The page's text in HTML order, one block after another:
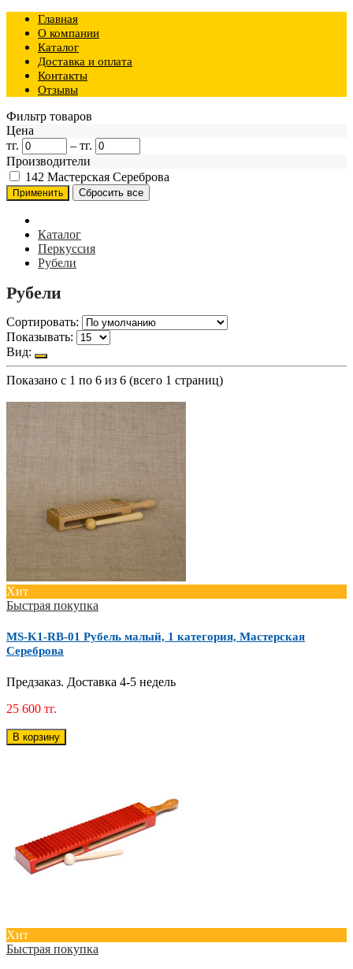
Главная
О компании
Каталог
Доставка и оплата
Контакты
Отзывы
Фильтр товаров
Цена
тг.
– тг.
Производители
142 Мастерская Сереброва
Каталог
Перкуссия
Рубели
Рубели
Сортировать:
Показывать:
Вид:
Показано с 1 по 6 из 6 (всего 1 страниц)
Хит
Быстрая покупка
MS-K1-RB-01 Рубель малый, 1 категория, Мастерская
Сереброва
Предзаказ. Доставка 4-5 недель
25 600 тг.
В корзину
Хит
Быстрая покупка